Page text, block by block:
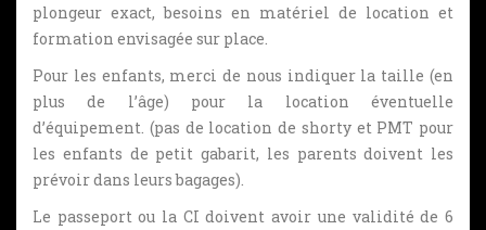
plongeur exact, besoins en matériel de location et
formation envisagée sur place.
Pour les enfants, merci de nous indiquer la taille (en
plus de l’âge) pour la location éventuelle
d’équipement. (pas de location de shorty et PMT pour
les enfants de petit gabarit, les parents doivent les
prévoir dans leurs bagages).
Le passeport ou la CI doivent avoir une validité de 6